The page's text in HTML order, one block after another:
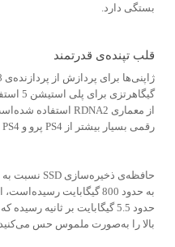
بستگی دارد.
قلب تپنده‌ی قدرتمند
رقمی بسیار بیش‎تر از PS4 پرو و PS4 است.
به حدود 800 گیگابایت
بالا را به‌صورت ملموس حس می‌کنید.